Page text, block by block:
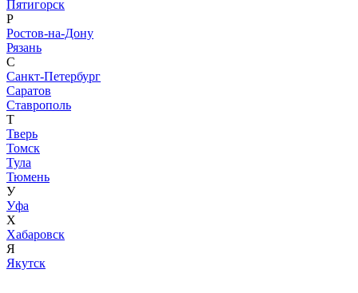
Пятигорск
Р
Ростов-на-Дону
Рязань
С
Санкт-Петербург
Саратов
Ставрополь
Т
Тверь
Томск
Тула
Тюмень
У
Уфа
Х
Хабаровск
Я
Якутск